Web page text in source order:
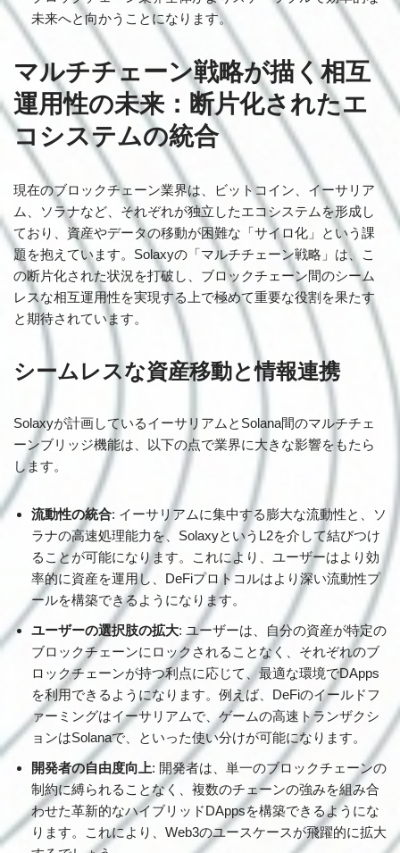
未来へと向かうことになります。
マルチチェーン戦略が描く相互
運用性の未来：断片化されたエ
コシステムの統合
現在のブロックチェーン業界は、ビットコイン、イーサリア
ム、ソラナなど、それぞれが独立したエコシステムを形成し
ており、資産やデータの移動が困難な「サイロ化」という課
題を抱えています。Solaxyの「マルチチェーン戦略」は、こ
の断片化された状況を打破し、ブロックチェーン間のシーム
レスな相互運用性を実現する上で極めて重要な役割を果たす
と期待されています。
シームレスな資産移動と情報連携
Solaxyが計画しているイーサリアムとSolana間のマルチチェ
ーンブリッジ機能は、以下の点で業界に大きな影響をもたら
します。
流動性の統合: イーサリアムに集中する膨大な流動性と、ソ
ラナの高速処理能力を、SolaxyというL2を介して結びつけ
ることが可能になります。これにより、ユーザーはより効
率的に資産を運用し、DeFiプロトコルはより深い流動性プ
ールを構築できるようになります。
ユーザーの選択肢の拡大: ユーザーは、自分の資産が特定の
ブロックチェーンにロックされることなく、それぞれのブ
ロックチェーンが持つ利点に応じて、最適な環境でDApps
を利用できるようになります。例えば、DeFiのイールドフ
ァーミングはイーサリアムで、ゲームの高速トランザクシ
ョンはSolanaで、といった使い分けが可能になります。
開発者の自由度向上: 開発者は、単一のブロックチェーンの
制約に縛られることなく、複数のチェーンの強みを組み合
わせた革新的なハイブリッドDAppsを構築できるようにな
ります。これにより、Web3のユースケースが飛躍的に拡大